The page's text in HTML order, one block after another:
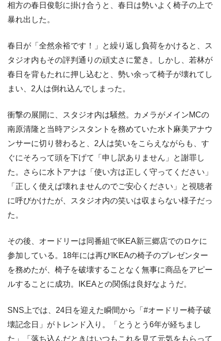
相方の春日俊彰に掛け合うと、春日は勢いよく椅子の上で
暴れ出した。
春日が「全然余裕です！」と繰り返し負荷をかけると、ス
タジオ内もその評判通りの頑丈さに驚き。しかし、若林が
春日を背もたれに押し込むと、勢い余って椅子が壊れてし
まい、2人は倒れ込んでしまった。
衝撃の展開に、スタジオ内は騒然。カメラがメインMCの
南原清隆と当時アシスタントを務めていた水卜麻美アナウ
ンサーに切り替わると、2人は笑いをこらえながらも、す
ぐにそろって頭を下げて「申し訳ありません」と謝罪し
た。さらに水卜アナは「使い方は正しく守ってください」
「正しく使えば壊れませんのでご安心ください」と視聴者
に呼びかけたが、スタジオ内の笑いは収まらない様子だっ
た。
その後、オードリーは同番組でIKEA新三郷店でのロケに
参加している。18年には再びIKEAの椅子のプレゼンター
を務めたが、椅子を破壊することなく無事に商品をアピー
ルすることに成功。IKEAとの関係は良好なようだ。
SNS上では、24日を迎えた瞬間から「#オードリー椅子破
壊記念日」がトレンド入り。「とうとう6年が経ちまし
た」「落ち込んだときはいつもこれを見て元気をもらって